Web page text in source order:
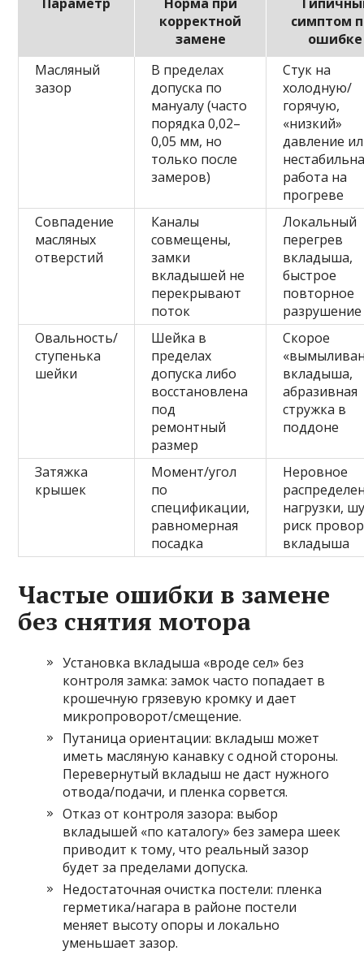
корректной
замене
симптом
ошибке
Масляный
зазор
В пределах
допуска по
мануалу (часто
порядка 0,02–
0,05 мм, но
только после
замеров)
Стук на
холодную/
горячую,
«низкий»
давление
работа на
прогреве
Совпадение
масляных
отверстий
Каналы
совмещены,
замки
вкладышей не
перекрывают
поток
Локальный
перегрев
вкладыша,
быстрое
повторное
разрушение
Овальность/
ступенька
шейки
Шейка в
пределах
допуска либо
восстановлена
под
ремонтный
размер
Скорое
вкладыша,
абразивная
стружка в
поддоне
Затяжка
крышек
Момент/угол
по
спецификации,
равномерная
посадка
Неровное
нагрузки,
риск
вкладыша
Частые ошибки в замене
без снятия мотора
Установка вкладыша «вроде сел» без
контроля замка: замок часто попадает в
крошечную грязевую кромку и дает
микропроворот/смещение.
Путаница ориентации: вкладыш может
иметь масляную канавку с одной стороны.
Перевернутый вкладыш не даст нужного
отвода/подачи, и пленка сорвется.
Отказ от контроля зазора: выбор
вкладышей «по каталогу» без замера шеек
приводит к тому, что реальный зазор
будет за пределами допуска.
Недостаточная очистка постели: пленка
герметика/нагара в районе постели
меняет высоту опоры и локально
уменьшает зазор.